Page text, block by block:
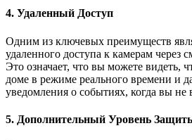
4. Удаленный Доступ
Одним из ключевых преимуществ
удаленного доступа к камерам через
Это означает, что вы можете видеть,
доме в режиме реального времени и
уведомления о событиях, когда вы не
5. Дополнительный Уровень